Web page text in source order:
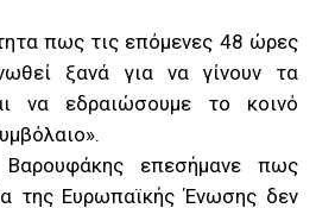
πως τις επόμενες 48 ώρες
ξανά για να γίνουν τα
να εδραιώσουμε το κοινό
Βαρουφάκης επεσήμανε πως
της Ευρωπαϊκής Ένωσης δεν